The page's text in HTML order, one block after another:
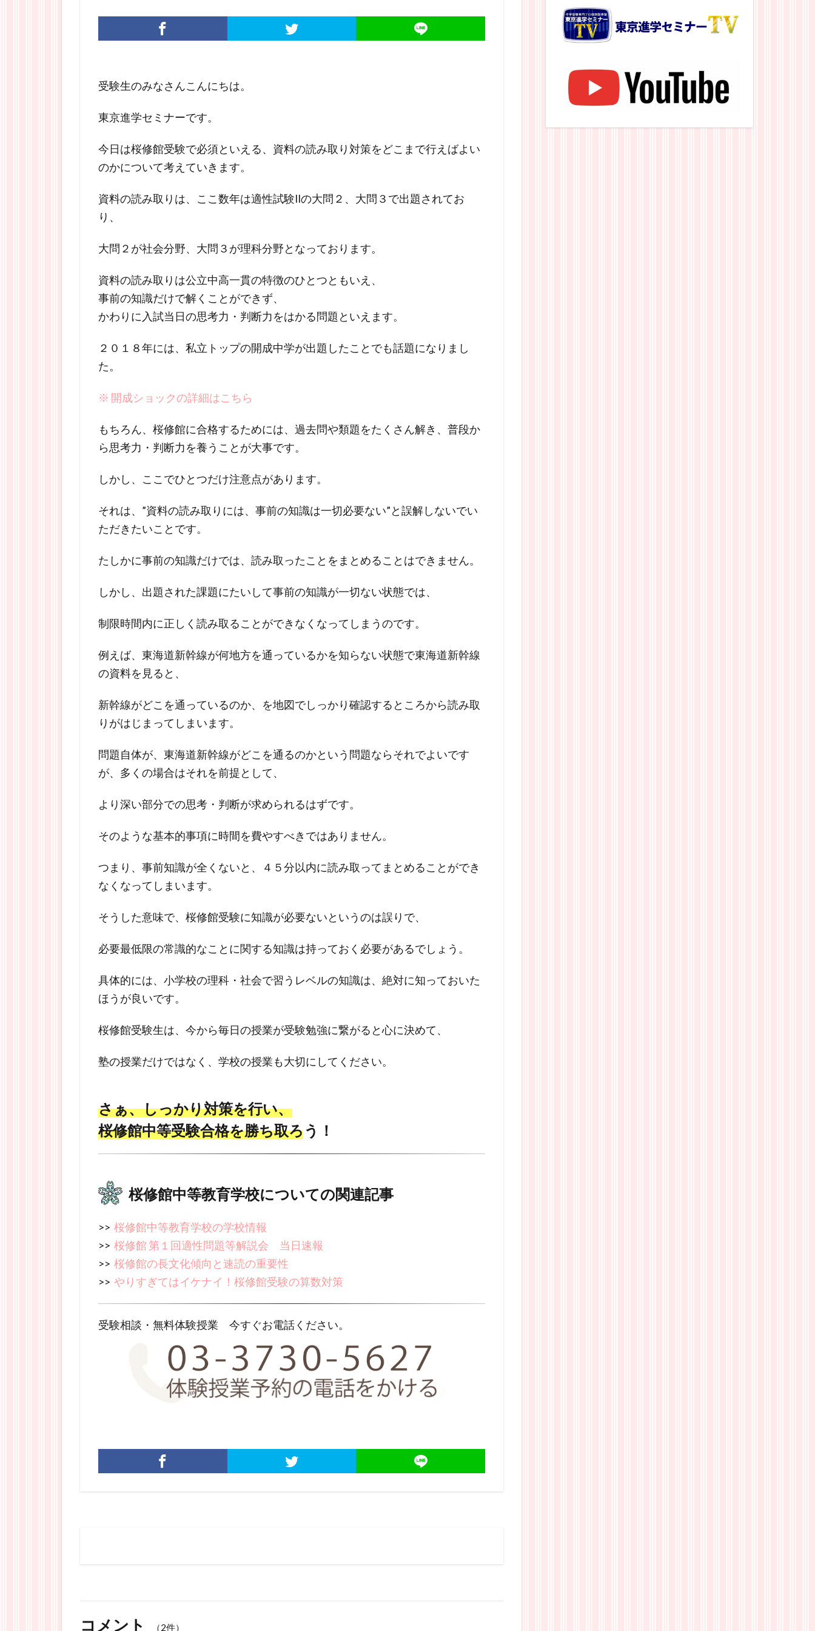
受験生のみなさんこんにちは。
東京進学セミナーです。
今日は桜修館受験で必須といえる、資料の読み取り対策をどこまで行えばよい
のかについて考えていきます。
資料の読み取りは、ここ数年は適性試験IIの大問２、大問３で出題されてお
り、
大問２が社会分野、大問３が理科分野となっております。
資料の読み取りは公立中高一貫の特徴のひとつともいえ、
事前の知識だけで解くことができず、
かわりに入試当日の思考力・判断力をはかる問題といえます。
２０１８年には、私立トップの開成中学が出題したことでも話題になりまし
た。
※ 開成ショックの詳細はこちら
もちろん、桜修館に合格するためには、過去問や類題をたくさん解き、普段か
ら思考力・判断力を養うことが大事です。
しかし、ここでひとつだけ注意点があります。
それは、”資料の読み取りには、事前の知識は一切必要ない”と誤解しないでい
ただきたいことです。
たしかに事前の知識だけでは、読み取ったことをまとめることはできません。
しかし、出題された課題にたいして事前の知識が一切ない状態では、
制限時間内に正しく読み取ることができなくなってしまうのです。
例えば、東海道新幹線が何地方を通っているかを知らない状態で東海道新幹線
の資料を見ると、
新幹線がどこを通っているのか、を地図でしっかり確認するところから読み取
りがはじまってしまいます。
問題自体が、東海道新幹線がどこを通るのかという問題ならそれでよいです
が、多くの場合はそれを前提として、
より深い部分での思考・判断が求められるはずです。
そのような基本的事項に時間を費やすべきではありません。
つまり、事前知識が全くないと、４５分以内に読み取ってまとめることができ
なくなってしまいます。
そうした意味で、桜修館受験に知識が必要ないというのは誤りで、
必要最低限の常識的なことに関する知識は持っておく必要があるでしょう。
具体的には、小学校の理科・社会で習うレベルの知識は、絶対に知っておいた
ほうが良いです。
桜修館受験生は、今から毎日の授業が受験勉強に繋がると心に決めて、
塾の授業だけではなく、学校の授業も大切にしてください。
さぁ、しっかり対策を行い、
桜修館中等受験合格を勝ち取ろう！
桜修館中等教育学校についての関連記事
>> 桜修館中等教育学校の学校情報
>> 桜修館 第１回適性問題等解説会 当日速報
>> 桜修館の長文化傾向と速読の重要性
>> やりすぎてはイケナイ！桜修館受験の算数対策
受験相談・無料体験授業 今すぐお電話ください。
コメント （2件）